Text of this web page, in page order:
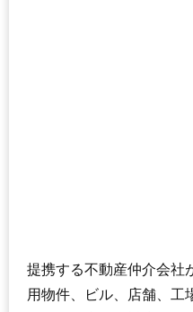
提携する不動産仲介会社
用物件、ビル、店舗、工